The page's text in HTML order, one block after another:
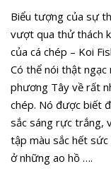
Biểu tượng của sự
vượt qua thử thách
của cá chép – Koi
Có thể nói thật
phương Tây về rất
chép. Nó được biết
sắc sáng rực trắng,
tập màu sắc hết
ở những ao hồ ….